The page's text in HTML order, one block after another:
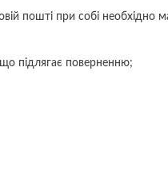
пошті при собі необхідно
підлягає поверненню;